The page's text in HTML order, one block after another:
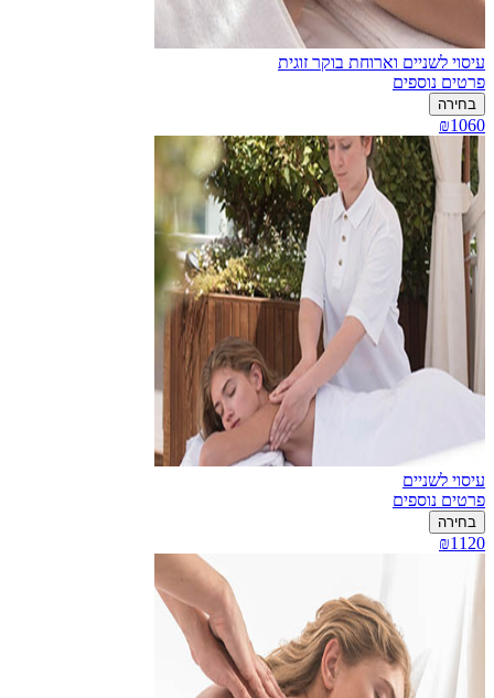
עיסוי לשניים וארוחת בוקר זוגית
פרטים נוספים
בחירה
₪1060
עיסוי לשניים
פרטים נוספים
בחירה
₪1120